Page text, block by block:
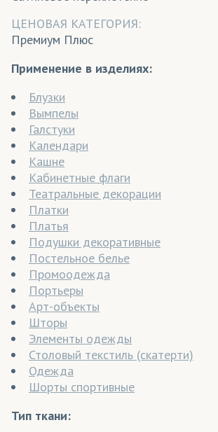
ЦЕНОВАЯ КАТЕГОРИЯ:
Премиум Плюс
Применение в изделиях:
Блузки
Вымпелы
Галстуки
Календари
Кашне
Кабинетные флаги
Театральные декорации
Платки
Платья
Подушки декоративные
Постельное белье
Промоодежда
Портьеры
Арт-объекты
Шторы
Элементы одежды
Столовый текстиль (скатерти)
Одежда
Шорты спортивные
Тип ткани: